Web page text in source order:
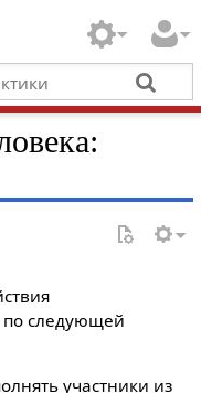
по следующей
участники из